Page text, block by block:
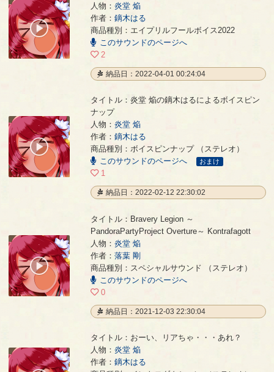
炎堂 焔の鏑木はるによるエイプリルフールボイス2022
00:00
00:07
人物： 炎堂 焔
作者： 鏑木はる
商品種別：エイプリルフールボイス2022
このサウンドのページへ
2
納品日：2022-04-01 00:24:04
炎堂 焔の鏑木はるによるボイスピンナップ
00:00
00:07
タイトル：炎堂 焔の鏑木はるによるボイスピン
ナップ
人物： 炎堂 焔
作者： 鏑木はる
商品種別：ボイスピンナップ （ステレオ）
このサウンドのページへ
おまけ
1
納品日：2022-02-12 22:30:02
Bravery Legion ～PandoraPartyProject Overture～ Kontrafagott
00:00
07:36
タイトル：Bravery Legion ～
PandoraPartyProject Overture～ Kontrafagott
人物： 炎堂 焔
作者： 落葉 剛
商品種別：スペシャルサウンド （ステレオ）
このサウンドのページへ
0
納品日：2021-12-03 22:30:04
おーい、リアちゃ・・・あれ？ - 鏑木はる
タイトル：おーい、リアちゃ・・・あれ？
人物： 炎堂 焔
作者： 鏑木はる